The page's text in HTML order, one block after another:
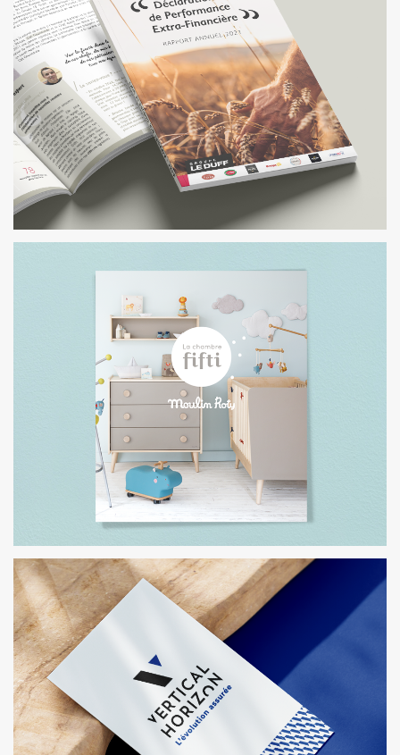
ÉDITION ET IDENTITÉ
MOULIN ROTY
RÉALISATION DE CATALOGUES